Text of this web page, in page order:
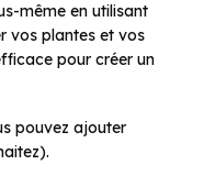
même en utilisant
vos plantes et vos
pour créer un
pouvez ajouter